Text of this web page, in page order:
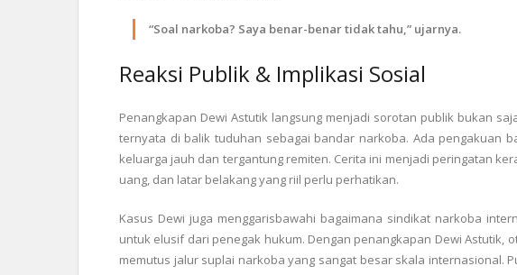
“Soal narkoba? Saya benar-benar tidak tahu,” ujarnya.
Reaksi Publik & Implikasi Sosial
Penangkapan Dewi Astutik langsung menjadi sorotan publik bukan
ternyata di balik tuduhan sebagai bandar narkoba. Ada pengakuan
keluarga jauh dan tergantung remiten. Cerita ini menjadi peringatan
uang, dan latar belakang yang riil perlu perhatikan.
Kasus Dewi juga menggarisbawahi bagaimana sindikat narkoba
untuk elusif dari penegak hukum. Dengan penangkapan Dewi
memutus jalur suplai narkoba yang sangat besar skala